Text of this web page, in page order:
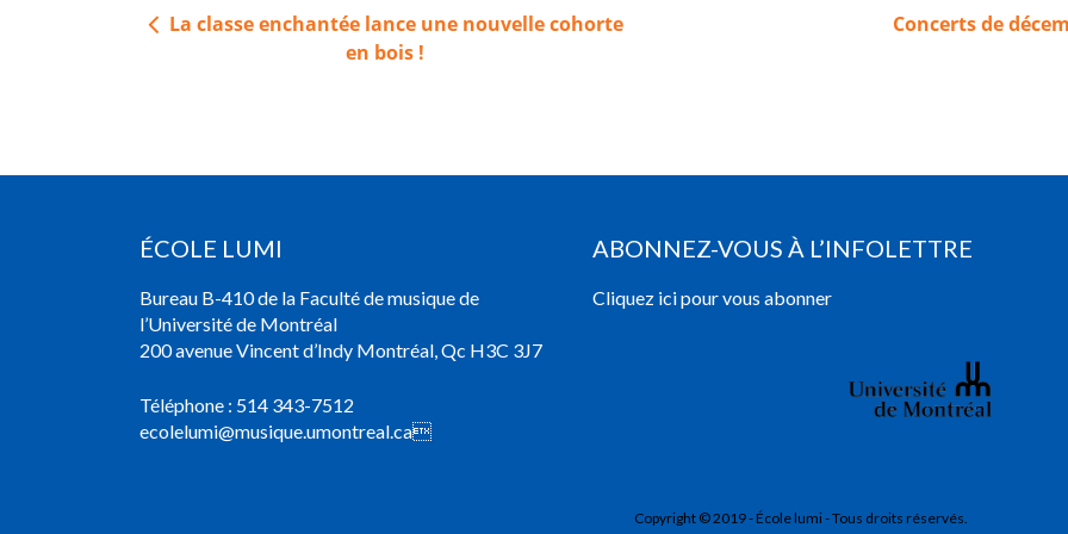
Navigation
La classe enchantée lance une nouvelle cohorte
en bois !
Concerts de
ÉCOLE LUMI
Bureau B-410 de la Faculté de musique de
l’Université de Montréal
200 avenue Vincent d’Indy Montréal, Qc H3C 3J7
Téléphone : 514 343-7512
ecolelumi@musique.umontreal.ca
ABONNEZ-VOUS À L’INFOLETTRE
Cliquez ici pour vous abonner
Copyright © 2019 - École lumi - Tous droits réservés.